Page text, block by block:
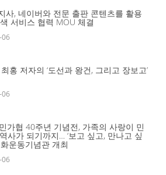
사, 네이버와 전문 출판 콘텐츠를 활용
색 서비스 협력 MOU 체결
06
홍 저자의 ‘도선과 왕건, 그리고 장보고’
06
가협 40주년 기념전, 가족의 사랑이 민
사가 되기까지… ‘보고 싶고, 만나고 싶
화운동기념관 개최
06